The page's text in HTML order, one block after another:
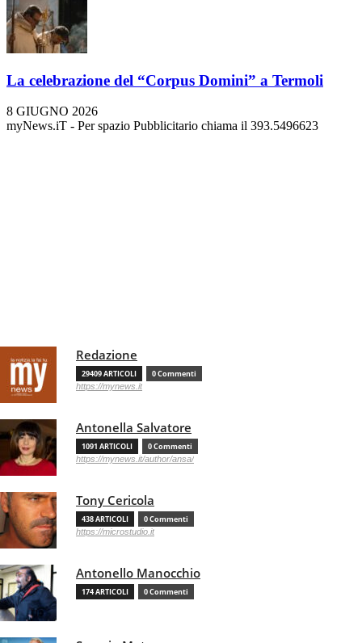
La celebrazione del “Corpus Domini” a Termoli
8 GIUGNO 2026
myNews.iT - Per spazio Pubblicitario chiama il 393.5496623
Redazione
29409 ARTICOLI 0 Commenti
https://mynews.it
Antonella Salvatore
1091 ARTICOLI 0 Commenti
https://mynews.it/author/ansa/
Tony Cericola
438 ARTICOLI 0 Commenti
https://microstudio.it
Antonello Manocchio
174 ARTICOLI 0 Commenti